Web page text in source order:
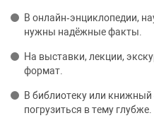
В онлайн‑энциклопедии,
нужны надёжные факты.
На выставки, лекции,
формат.
В библиотеку или
погрузиться в тему глубже.